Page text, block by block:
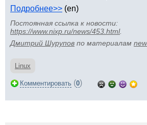
Подробнее>> (en)
Постоянная ссылка к новости:
https://www.nixp.ru/news/453.html.
Дмитрий Шурупов по материалам
Linux
Комментировать (0)